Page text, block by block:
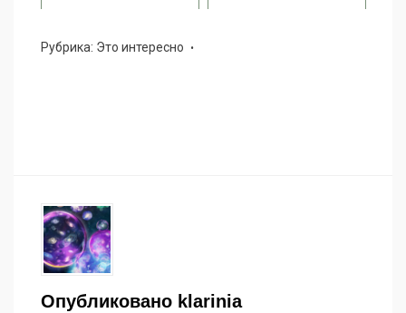
Рубрика: Это интересно
Опубликовано klarinia